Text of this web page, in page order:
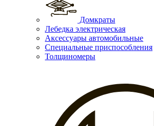
Домкраты
Лебедка электрическая
Аксессуары автомобильные
Специальные приспособления
Толщиномеры